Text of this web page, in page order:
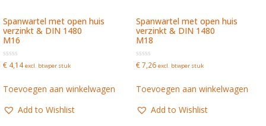
Spanwartel met open huis
verzinkt & DIN 1480
M16
Waardering
0
5
€ 4,14 excl. btwper stuk
Toevoegen aan winkelwagen
Add to Wishlist
Spanwartel met open huis
verzinkt & DIN 1480
M18
Waardering
0
5
€7,26 excl. btwper stuk
Toevoegen aan winkelwagen
Add to Wishlist